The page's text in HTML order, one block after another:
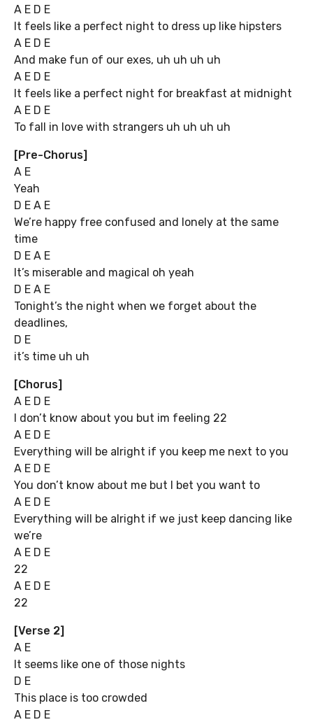
A E D E
It feels like a perfect night to dress up like hipsters
A E D E
And make fun of our exes, uh uh uh uh
A E D E
It feels like a perfect night for breakfast at midnight
A E D E
To fall in love with strangers uh uh uh uh
[Pre-Chorus]
A E
Yeah
D E A E
We’re happy free confused and lonely at the same
time
D E A E
It’s miserable and magical oh yeah
D E A E
Tonight’s the night when we forget about the
deadlines,
D E
it’s time uh uh
[Chorus]
A E D E
I don’t know about you but im feeling 22
A E D E
Everything will be alright if you keep me next to you
A E D E
You don’t know about me but I bet you want to
A E D E
Everything will be alright if we just keep dancing like
we’re
A E D E
22
A E D E
22
[Verse 2]
A E
It seems like one of those nights
D E
This place is too crowded
A E D E